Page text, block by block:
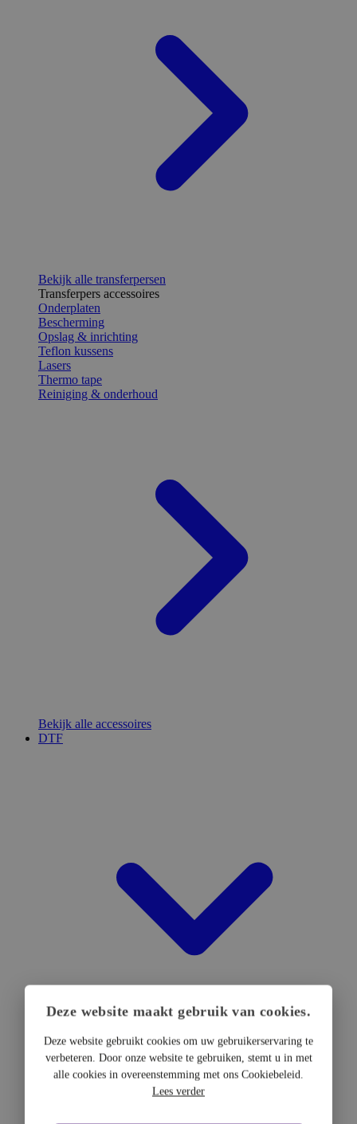
Bekijk alle transferpersen
Transferpers accessoires
Onderplaten
Bescherming
Opslag & inrichting
Teflon kussens
Lasers
Thermo tape
Reiniging & onderhoud
Bekijk alle accessoires
DTF
DTF Hardware
DTF Printers
Deze website maakt gebruik van cookies.
Deze website gebruikt cookies om uw gebruikerservaring te
verbeteren. Door onze website te gebruiken, stemt u in met
alle cookies in overeenstemming met ons Cookiebeleid.
Lees verder